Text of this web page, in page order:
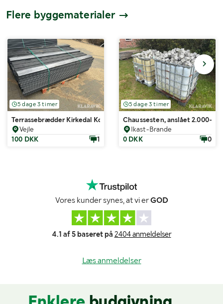
Flere byggematerialer
5 dage 3 timer
Terrassebrædder Kirkedal Komposit, sort og grå 100 styk
Vejle
100 DKK
1
5 dage 3 timer
Chaussesten, anslået 2.000-
Ikast-Brande
0 DKK
0
Vores kunder synes, at vi erGOD
4.1 af 5 baseret på 2404 anmeldelser
Læs anmeldelser